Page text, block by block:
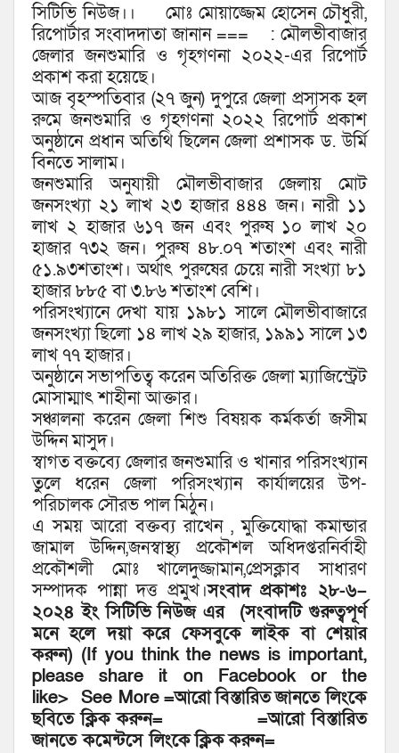
সিটিভি নিউজ।। মোঃ মোয়াজ্জেম হোসেন চৌধুরী,
রিপোর্টার সংবাদদাতা জানান === : মৌলভীবাজার
জেলার জনশুমারি ও ‍গৃহগণনা ২০২২-এর রিপোর্ট
প্রকাশ করা হয়েছে।
আজ বৃহস্পতিবার (২৭ জুন) দুপুরে জেলা প্রসাসক হল
রুমে জনশুমারি ও ‍গৃহগণনা ২০২২ রিপোর্ট প্রকাশ
অনুষ্ঠানে প্রধান অতিথি ছিলেন জেলা প্রশাসক ড. উর্মি
বিনতে সালাম।
জনশুমারি অনুযায়ী মৌলভীবাজার জেলায় মোট
জনসংখ্যা ২১ লাখ ২৩ হাজার ৪৪৪ জন। নারী ১১
লাখ ২ হাজার ৬১৭ জন এবং পুরুষ ১০ লাখ ২০
হাজার ৭৩২ জন। পুরুষ ৪৮.০৭ শতাংশ এবং নারী
৫১.৯৩শতাংশ। অর্থাৎ পুরুষের চেয়ে নারী সংখ্যা ৮১
হাজার ৮৮৫ বা ৩.৮৬ শতাংশ বেশি।
পরিসংখ্যানে দেখা যায় ১৯৮১ সালে মৌলভীবাজারে
জনসংখ্যা ছিলো ১৪ লাখ ২৯ হাজার, ১৯৯১ সালে ১৩
লাখ ৭৭ হাজার।
অনুষ্ঠানে সভাপতিত্ব করেন অতিরিক্ত জেলা ম্যাজিস্ট্রেট
মোসাম্মাৎ শাহীনা আক্তার।
সঞ্চালনা করেন জেলা শিশু বিষয়ক কর্মকর্তা জসীম
উদ্দিন মাসুদ।
স্বাগত বক্তব্যে জেলার জনশুমারি ও খানার পরিসংখ্যান
তুলে ধরেন জেলা পরিসংখ্যান কার্যালয়ের উপ-
পরিচালক সৌরভ পাল মিঠুন।
এ সময় আরো বক্তব্য রাখেন , মুক্তিযোদ্ধা কমান্ডার
জামাল উদ্দিন,জনস্বাস্থ্য প্রকৌশল অধিদপ্তরনির্বাহী
প্রকৌশলী মোঃ খালেদুজ্জামান,প্রেসক্লাব সাধারণ
সম্পাদক পান্না দত্ত প্রমুখ।সংবাদ প্রকাশঃ ২৮-৬–
২০২৪ ইং সিটিভি নিউজ এর (সংবাদটি গুরুত্বপূর্ণ
মনে হলে দয়া করে ফেসবুকে লাইক বা শেয়ার
করুন) (If you think the news is important,
please share it on Facebook or the
like> See More=আরোবিস্তারিতজানতে লিংকে
ছবিতে ক্লিক করুন= =আরো বিস্তারিত
জানতে কমেন্টসে লিংকেক্লিককরুন=